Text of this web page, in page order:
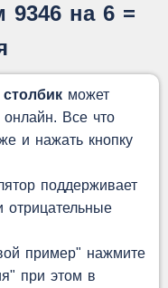
9346 на 6 =
может
Все что
и нажать кнопку
поддерживает
отрицательные
пример" нажмите
при этом в